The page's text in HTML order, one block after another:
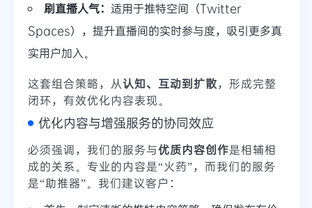
刷直播人气： 适用于推特空间（Twitter
Spaces），提升直播间的实时参与度，吸引更多真
实用户加入。
这套组合策略，从认知、互动到扩散，形成完整
闭环，有效优化内容表现。
优化内容与增强服务的协同效应
必须强调，我们的服务与优质内容创作是相辅相
成的关系。专业的内容是“火药”，而我们的服务
是“助推器”。我们建议客户：